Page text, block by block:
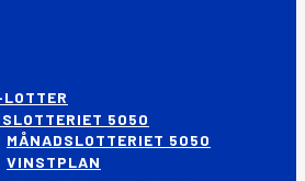
5050
MÅNADSLOTTERIET 5050
VINSTPLAN